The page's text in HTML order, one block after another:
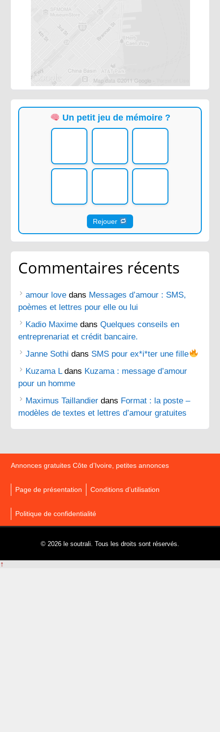
Un petit jeu de mémoire ?
Rejouer
Commentaires récents
amour love dans Messages d’amour : SMS,
poèmes et lettres pour elle ou lui
Kadio Maxime dansQuelques conseils en
entreprenariat et crédit bancaire.
Janne Sothi dans SMS pour ex*i*ter une fille
Kuzama Ldans Kuzama : message d’amour
pour un homme
Maximus Taillandier dans Format : la poste –
modèles de textes et lettres d’amour gratuites
Annonces gratuites Côte d’Ivoire, petites annonces
Page de présentation Conditions d’utilisation
Politique de confidentialité
© 2026 le soutrali. Tous les droits sont réservés.
↑